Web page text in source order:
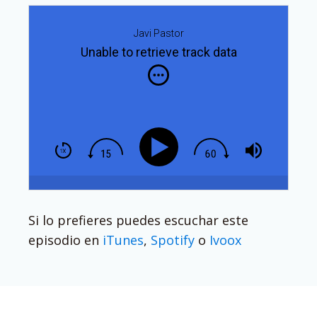
Javi Pastor
Unable to retrieve track data
Si lo prefieres puedes escuchar este
episodio en iTunes, Spotify o Ivoox